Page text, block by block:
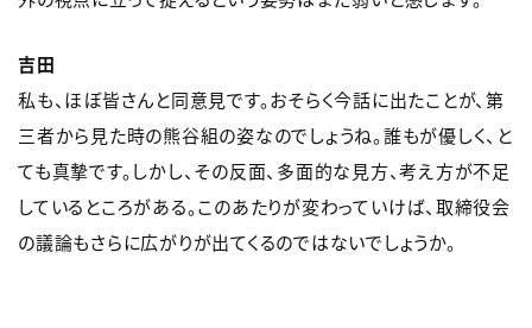
吉田
私も、ほぼ皆さんと同意見です。おそらく今話に出たことが、第
三者から見た時の熊谷組の姿なのでしょうね。誰もが優しく、と
ても真摯です。しかし、その反面、多面的な見方、考え方が不足
しているところがある。このあたりが変わっていけば、取締役会
の議論もさらに広がりが出てくるのではないでしょうか。